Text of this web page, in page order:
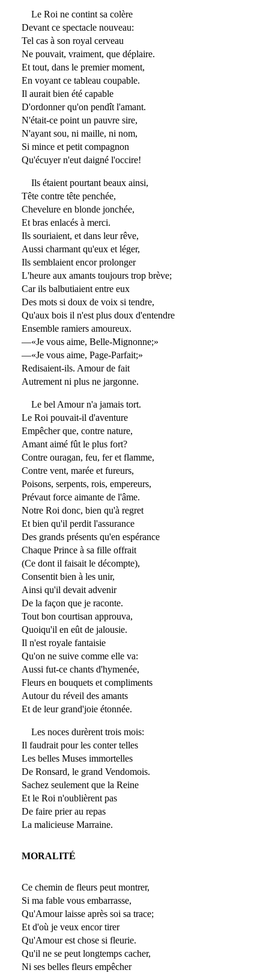
Le Roi ne contint sa colère
Devant ce spectacle nouveau:
Tel cas à son royal cerveau
Ne pouvait, vraiment, que déplaire.
Et tout, dans le premier moment,
En voyant ce tableau coupable.
Il aurait bien été capable
D'ordonner qu'on pendît l'amant.
N'était-ce point un pauvre sire,
N'ayant sou, ni maille, ni nom,
Si mince et petit compagnon
Qu'écuyer n'eut daigné l'occire!
Ils étaient pourtant beaux ainsi,
Tête contre tête penchée,
Chevelure en blonde jonchée,
Et bras enlacés à merci.
Ils souriaient, et dans leur rêve,
Aussi charmant qu'eux et léger,
Ils semblaient encor prolonger
L'heure aux amants toujours trop brève;
Car ils balbutiaient entre eux
Des mots si doux de voix si tendre,
Qu'aux bois il n'est plus doux d'entendre
Ensemble ramiers amoureux.
—«Je vous aime, Belle-Mignonne;»
—«Je vous aime, Page-Parfait;»
Redisaient-ils. Amour de fait
Autrement ni plus ne jargonne.
Le bel Amour n'a jamais tort.
Le Roi pouvait-il d'aventure
Empêcher que, contre nature,
Amant aimé fût le plus fort?
Contre ouragan, feu, fer et flamme,
Contre vent, marée et fureurs,
Poisons, serpents, rois, empereurs,
Prévaut force aimante de l'âme.
Notre Roi donc, bien qu'à regret
Et bien qu'il perdit l'assurance
Des grands présents qu'en espérance
Chaque Prince à sa fille offrait
(Ce dont il faisait le décompte),
Consentit bien à les unir,
Ainsi qu'il devait advenir
De la façon que je raconte.
Tout bon courtisan approuva,
Quoiqu'il en eût de jalousie.
Il n'est royale fantaisie
Qu'on ne suive comme elle va:
Aussi fut-ce chants d'hymenée,
Fleurs en bouquets et compliments
Autour du réveil des amants
Et de leur grand'joie étonnée.
Les noces durèrent trois mois:
Il faudrait pour les conter telles
Les belles Muses immortelles
De Ronsard, le grand Vendomois.
Sachez seulement que la Reine
Et le Roi n'oublièrent pas
De faire prier au repas
La malicieuse Marraine.
MORALITÉ
Ce chemin de fleurs peut montrer,
Si ma fable vous embarrasse,
Qu'Amour laisse après soi sa trace;
Et d'où je veux encor tirer
Qu'Amour est chose si fleurie.
Qu'il ne se peut longtemps cacher,
Ni ses belles fleurs empêcher